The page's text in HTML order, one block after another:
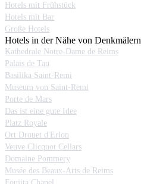
Hotels mit Frühstück
Hotels mit Bar
Große Hotels
Hotels in der Nähe von Denkmälern
Kathedrale Notre-Dame de Reims
Palais de Tau
Basilika Saint-Remi
Museum von Saint-Remi
Porte de Mars
Das ist eine gute Idee
Platz Royale
Ort Drouet d'Erlon
Veuve Clicquot Cellars
Domaine Pommery
Musée des Beaux-Arts de Reims